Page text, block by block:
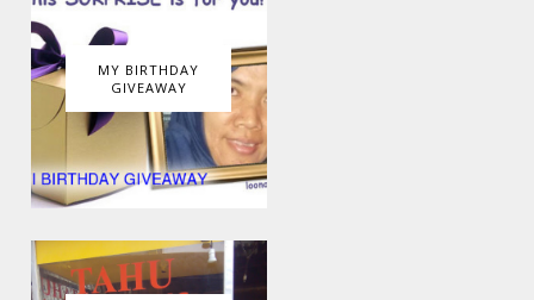
MY BIRTHDAY
GIVEAWAY